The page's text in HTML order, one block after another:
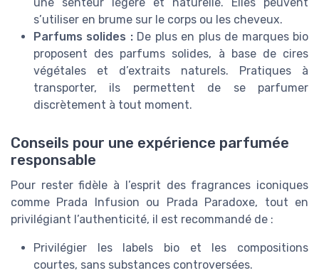
s’utiliser en brume sur le corps ou les cheveux.
Parfums solides :De plus en plus de marques bio
proposent des parfums solides, à base de cires
végétales et d’extraits naturels. Pratiques à
transporter, ils permettent de se parfumer
discrètement à tout moment.
Conseils pour une expérience parfumée
responsable
Pour rester fidèle à l’esprit des fragrances iconiques
comme Prada Infusion ou Prada Paradoxe, tout en
privilégiant l’authenticité, il est recommandé de :
Privilégier les labels bio et les compositions
courtes, sans substances controversées.